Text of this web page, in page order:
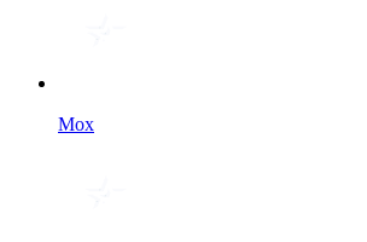
Мох